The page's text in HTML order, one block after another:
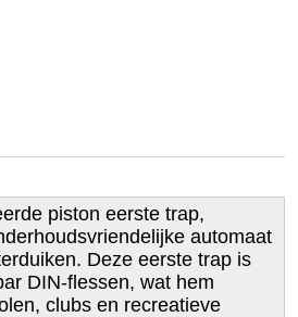
piston eerste trap,
automaat
Deze eerste trap is
DIN‑flessen, wat hem
clubs en recreatieve